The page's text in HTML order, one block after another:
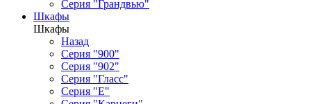
Серия "Грандвью"
Шкафы
Шкафы
Назад
Серия "900"
Серия "902"
Серия "Гласс"
Серия "Е"